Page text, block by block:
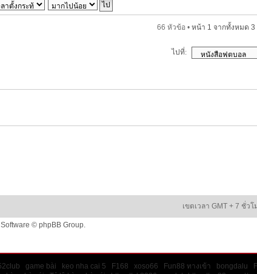
66 หัวข้อ • หน้า 1 จากทั้งหมด 3
ไปที่:
เขตเวลา GMT + 7 ชั่วโ
© phpBB Group.
game bài keo nha cai 5 F168 xoso66 Fun88 ทางเข้า bongdalu